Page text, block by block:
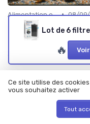
Alimentation et nutrition • 08/
Les secrets des
pour poissons : un guide
Lot de 6
🔥
Ce site utilise des
vous souhaitez activer
Tout